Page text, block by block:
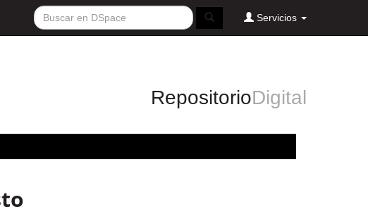
Servicios
RepositorioDigital